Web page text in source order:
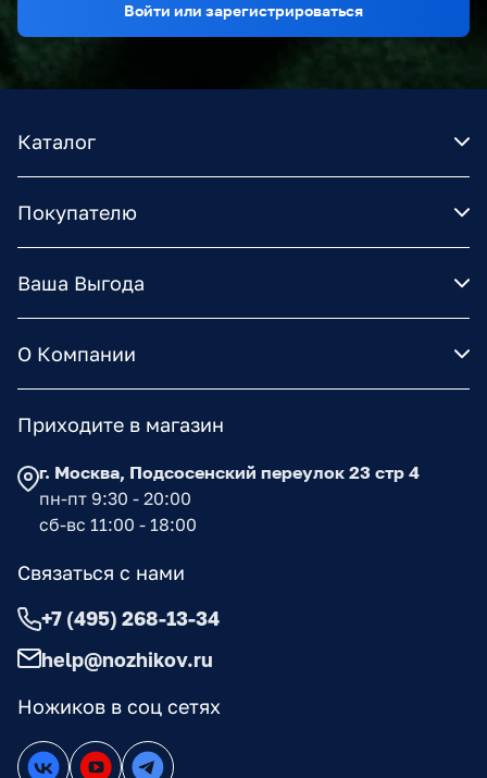
Войти или зарегистрироваться
Каталог
Покупателю
Ваша Выгода
О Компании
Ножиков в соц сетях
Приходите в магазин
г. Москва, Подсосенский переулок 23 стр 4
пн-пт 9:30 - 20:00
сб-вс 11:00 - 18:00
Связаться с нами
+7 (495) 268-13-34
help@nozhikov.ru